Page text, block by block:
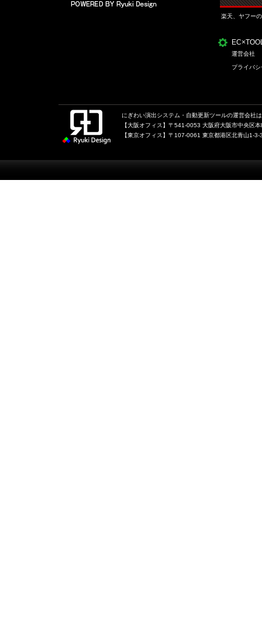
楽天、ヤフー
運営会社
プライバ
にぎわい演出システム・自動更新ツールの運営会
【大阪オフィス】〒541-0053 大阪府大阪市中央区
【東京オフィス】〒107-0061 東京都港区北青山1-